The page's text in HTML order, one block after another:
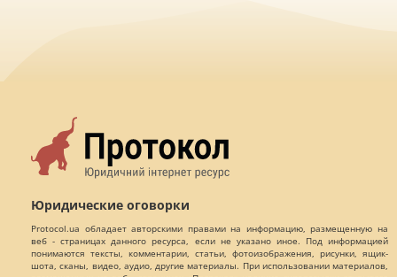
Юридические оговорки
Protocol.ua обладает авторскими правами на информацию, размещенную на
веб - страницах данного ресурса, если не указано иное. Под информацией
понимаются тексты, комментарии, статьи, фотоизображения, рисунки, ящик-
шота, сканы, видео, аудио, другие материалы. При использовании материалов,